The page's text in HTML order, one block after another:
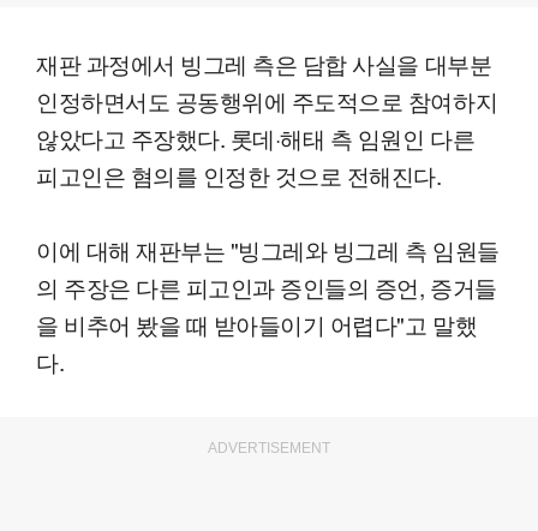
재판 과정에서 빙그레 측은 담합 사실을 대부분
인정하면서도 공동행위에 주도적으로 참여하지
않았다고 주장했다. 롯데·해태 측 임원인 다른
피고인은 혐의를 인정한 것으로 전해진다.
이에 대해 재판부는 "빙그레와 빙그레 측 임원들
의 주장은 다른 피고인과 증인들의 증언, 증거들
을 비추어 봤을 때 받아들이기 어렵다"고 말했
다.
ADVERTISEMENT